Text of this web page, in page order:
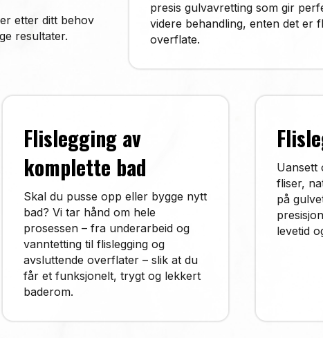
etter ditt behov
resultater.
presis gulvavretting som gir
videre behandling, enten det er
overflate.
Flislegging av
komplette bad
Skal du pusse opp eller bygge nytt
bad? Vi tar hånd om hele
prosessen – fra underarbeid og
vanntetting til flislegging og
avsluttende overflater – slik at du
får et funksjonelt, trygt og lekkert
baderom.
Uansett
fliser,
på
levetid